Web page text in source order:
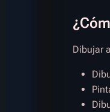
Dibujar